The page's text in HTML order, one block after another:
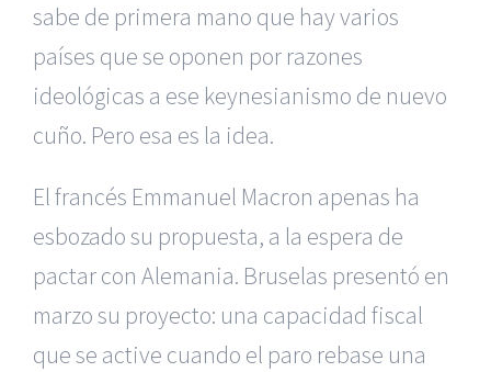
sabe de primera mano que hay varios
países que se oponen por razones
ideológicas a ese keynesianismo de nuevo
cuño. Pero esa es la idea.
El francés Emmanuel Macron apenas ha
esbozado su propuesta, a la espera de
pactar con Alemania. Bruselas presentó en
marzo su proyecto: una capacidad fiscal
que se active cuando el paro rebase una